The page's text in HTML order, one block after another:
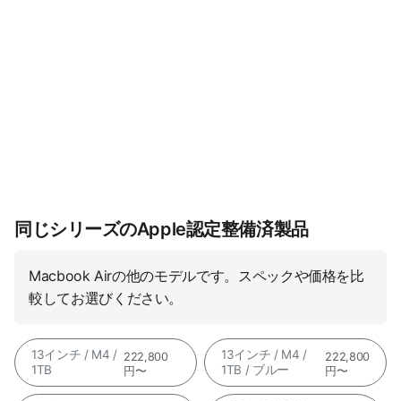
同じシリーズのApple認定整備済製品
Macbook Airの他のモデルです。スペックや価格を比
較してお選びください。
13インチ / M4 /
1TB
222,800
円〜
13インチ / M4 /
1TB / ブルー
222,800
円〜